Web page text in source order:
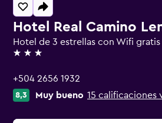
Hotel Real Camino
Hotel de 3 estrellas con Wifi gratis
3 estrellas
+504 2656 1932
8,3 Muy bueno 15 calificaciones